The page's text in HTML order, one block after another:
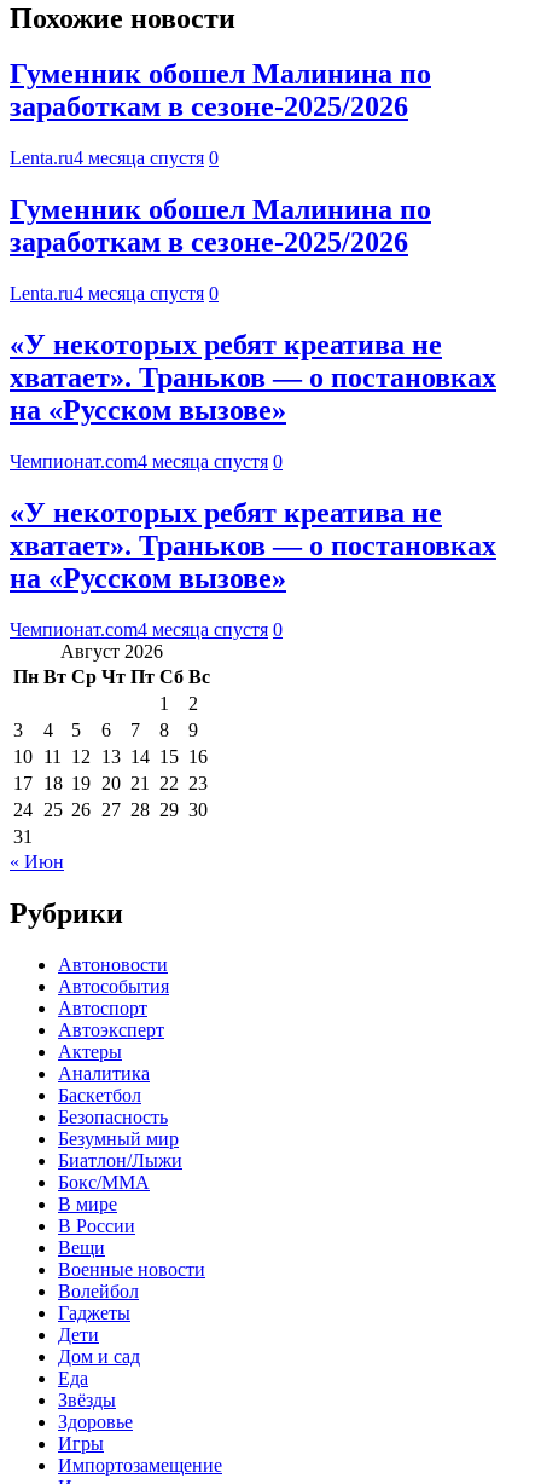
Похожие новости
Гуменник обошел Малинина по
заработкам в сезоне-2025/2026
Lenta.ru4 месяца спустя 0
Гуменник обошел Малинина по
заработкам в сезоне-2025/2026
Lenta.ru4 месяца спустя 0
«У некоторых ребят креатива не
хватает». Траньков — о постановках
на «Русском вызове»
Чемпионат.com4 месяца спустя 0
«У некоторых ребят креатива не
хватает». Траньков — о постановках
на «Русском вызове»
Чемпионат.com4 месяца спустя 0
Август 2026
Пн Вт Ср Чт Пт Сб Вс
1
2
3
4 5 6 7 8
9
10 11 12 13 14 15 16
17 18 19 20 21 22 23
24 25 26 27 28 29 30
31
« Июн
Рубрики
Автоновости
Автособытия
Автоспорт
Автоэксперт
Актеры
Аналитика
Баскетбол
Безопасность
Безумный мир
Биатлон/Лыжи
Бокс/MMA
В мире
В России
Вещи
Военные новости
Волейбол
Гаджеты
Дети
Дом и сад
Еда
Звёзды
Здоровье
Игры
Импортозамещение